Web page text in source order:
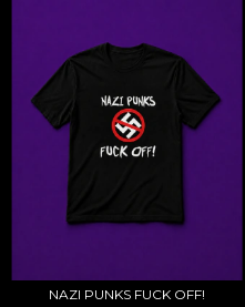
NAZI PUNKS FUCK OFF!